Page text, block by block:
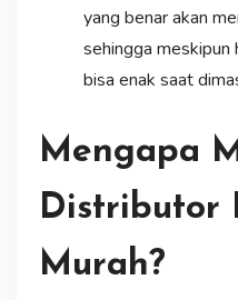
yang benar akan
sehingga meskipun
bisa enak saat
Mengapa
Distributor
Murah?